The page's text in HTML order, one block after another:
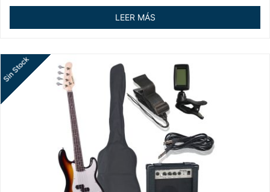
LEER MÁS
Sin Stock